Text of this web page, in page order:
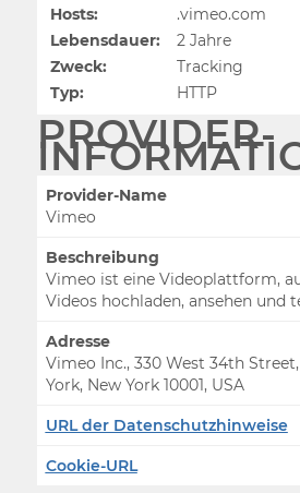
Hosts:
.vimeo.com
Lebensdauer:
2 Jahre
Zweck:
Tracking
Typ:
HTTP
PROVIDER-
Provider-Name
Vimeo
Beschreibung
Vimeo ist eine Videoplattform,
Videos hochladen, ansehen und
Adresse
Vimeo Inc., 330 West 34th
York, New York 10001, USA
URL der Datenschutzhinweise
Cookie-URL